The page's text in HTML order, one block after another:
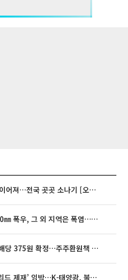
35도 안팎 무더위 이어져…전국 곳곳 소나기 [오늘 날씨]
동해안은 시간당 80㎜ 폭우, 그 외 지역은 폭염…‘극과 극 날씨’
SK하이닉스, 분기배당 375원 확정…주주환원책 9월로 앞당겨 발표
美 ‘232조 하이브리드 제재’ 임박…K-태양광, 불확실성 털고 날개 다나